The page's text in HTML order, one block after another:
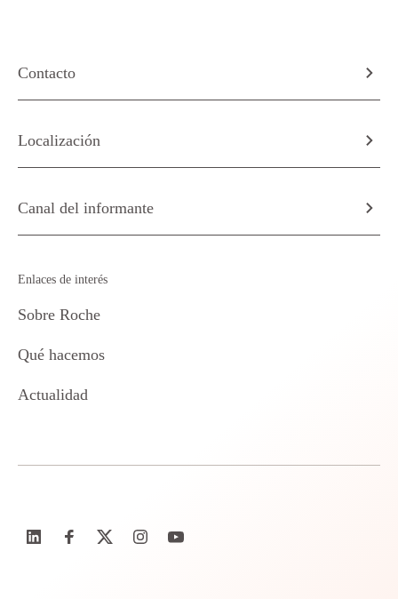
Contacto
Localización
Canal del informante
Enlaces de interés
Sobre Roche
Qué hacemos
Actualidad